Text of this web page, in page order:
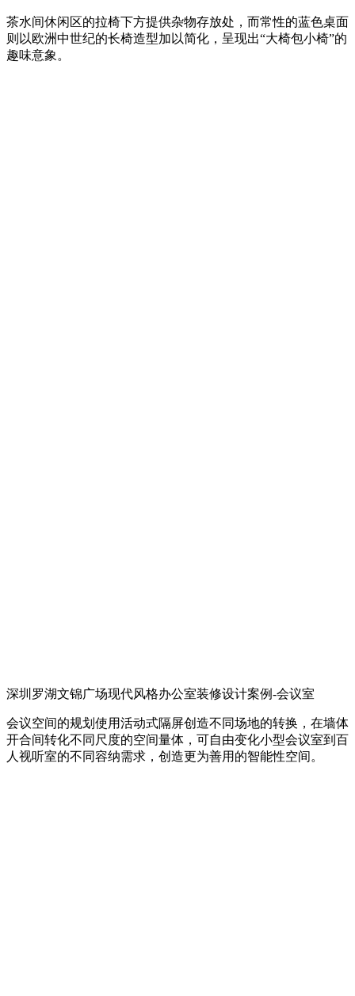
茶水间休闲区的拉椅下方提供杂物存放处，而常性的蓝色桌面
则以欧洲中世纪的长椅造型加以简化，呈现出“大椅包小椅”的
趣味意象。
深圳罗湖文锦广场现代风格办公室装修设计案例-会议室
会议空间的规划使用活动式隔屏创造不同场地的转换，在墙体
开合间转化不同尺度的空间量体，可自由变化小型会议室到百
人视听室的不同容纳需求，创造更为善用的智能性空间。